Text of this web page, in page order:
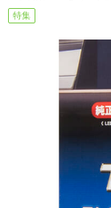
特集